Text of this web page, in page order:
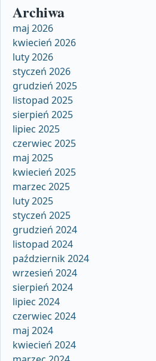
Archiwa
maj 2026
kwiecień 2026
luty 2026
styczeń 2026
grudzień 2025
listopad 2025
sierpień 2025
lipiec 2025
czerwiec 2025
maj 2025
kwiecień 2025
marzec 2025
luty 2025
styczeń 2025
grudzień 2024
listopad 2024
październik 2024
wrzesień 2024
sierpień 2024
lipiec 2024
czerwiec 2024
maj 2024
kwiecień 2024